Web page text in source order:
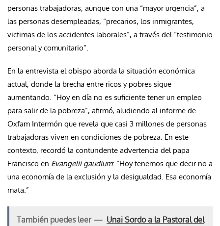
personas trabajadoras, aunque con una “mayor urgencia”, a
las personas desempleadas, “precarios, los inmigrantes,
victimas de los accidentes laborales”, a través del “testimonio
personal y comunitario”.
En la entrevista el obispo aborda la situación económica
actual, donde la brecha entre ricos y pobres sigue
aumentando. “Hoy en día no es suficiente tener un empleo
para salir de la pobreza”, afirmó, aludiendo al informe de
Oxfam Intermón que revela que casi 3 millones de personas
trabajadoras viven en condiciones de pobreza. En este
contexto, recordó la contundente advertencia del papa
Francisco en Evangelii gaudium: “Hoy tenemos que decir no a
una economía de la exclusión y la desigualdad. Esa economía
mata.”
También puedes leer — Unai Sordo a la Pastoral del